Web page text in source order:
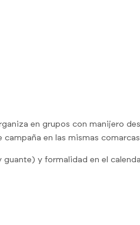
en grupos con manijero
en las mismas
y formalidad en el